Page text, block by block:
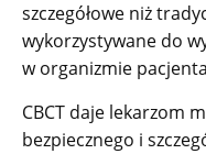
szczegółowe niż
wykorzystywane do
w organizmie
CBCT daje lekarzom
bezpiecznego i